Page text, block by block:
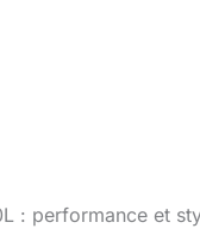
: performance et